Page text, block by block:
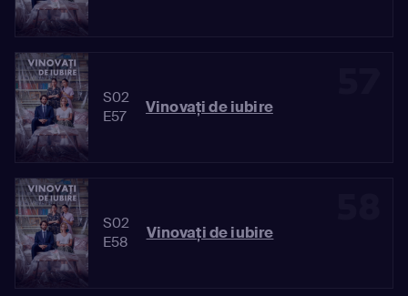
S02
E57
Vinovaţi de iubire
S02
E58
Vinovaţi de iubire